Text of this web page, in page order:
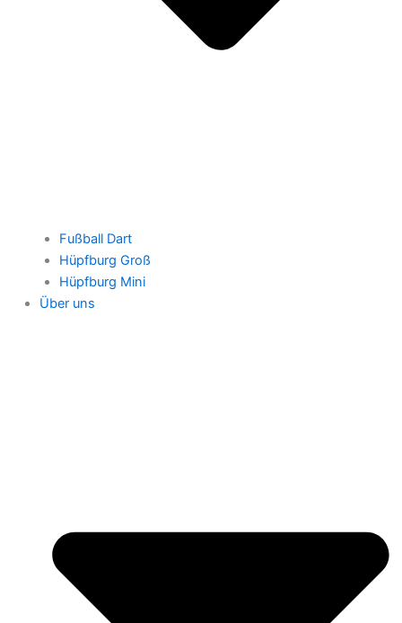
Fußball Dart
Hüpfburg Groß
Hüpfburg Mini
Über uns